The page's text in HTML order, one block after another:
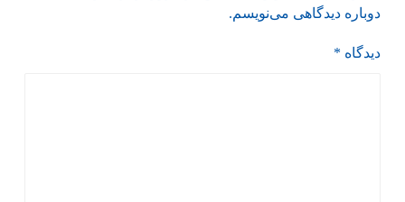
دوباره دیدگاهی می‌نویسم.
دیدگاه *